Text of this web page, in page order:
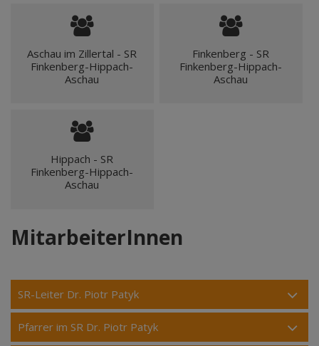
Aschau im Zillertal - SR
Finkenberg-Hippach-
Aschau
Finkenberg - SR
Finkenberg-Hippach-
Aschau
Hippach - SR
Finkenberg-Hippach-
Aschau
MitarbeiterInnen
SR-Leiter Dr. Piotr Patyk
Pfarrer im SR Dr. Piotr Patyk